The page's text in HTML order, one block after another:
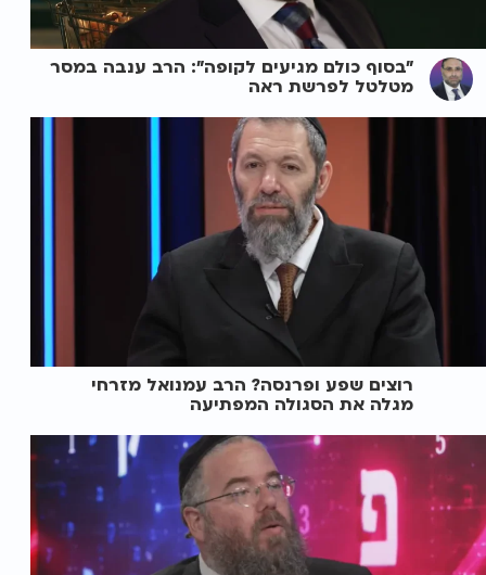
"בסוף כולם מגיעים לקופה": הרב ענבה במסר
מטלטל לפרשת ראה
רוצים שפע ופרנסה? הרב עמנואל מזרחי
מגלה את הסגולה המפתיעה